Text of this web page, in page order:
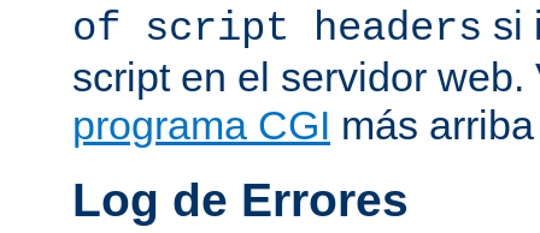
of script headers si
script en el servidor
programa CGI más
Log de Errores